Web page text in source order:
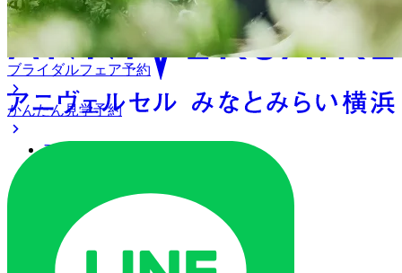
アクセス
ご列席の皆様へ
トピックス
オリジナルプロジェクト
ブライダルフェア予約
かんたん見学予約